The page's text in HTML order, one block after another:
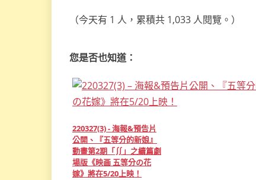
（今天有 1 人，累積共 1,033 人閱覽。）
您是否也知道：
220327(3) - 海報&預告片
公開、『五等分的新娘』
動畫第2期「∬」之續篇劇
場版《映画 五等分の花
嫁》將在5/20上映！